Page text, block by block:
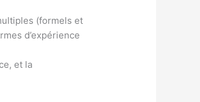
(formels et
d’expérience
et la